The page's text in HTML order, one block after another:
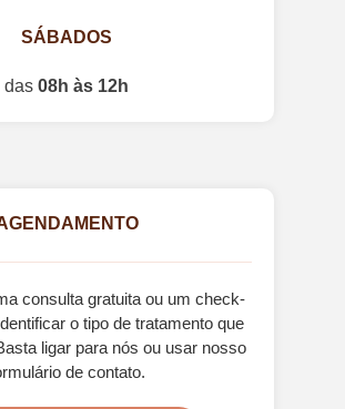
SÁBADOS
das08h às 12h
consulta gratuita ou um check-
o tipo de tratamento que
ligar para nós ou usar nosso
de contato.